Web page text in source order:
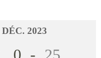
DÉC. 2023